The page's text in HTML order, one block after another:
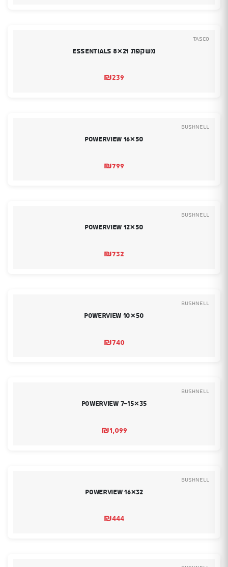
Tasco
משקפת Essentials 8×21
₪239
Bushnell
Powerview 16×50
₪799
Bushnell
Powerview 12×50
₪732
Bushnell
Powerview 10×50
₪740
Bushnell
Powerview 7-15×35
₪1,099
Bushnell
Powerview 16×32
₪444